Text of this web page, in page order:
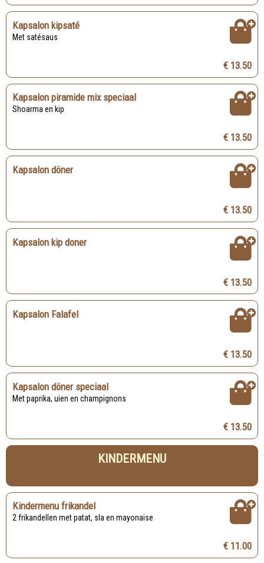
Kapsalon kipsaté
Met satésaus
€ 13.50
Kapsalon piramide mix speciaal
Shoarma en kip
€ 13.50
Kapsalon döner
€ 13.50
Kapsalon kip doner
€ 13.50
Kapsalon Falafel
€ 13.50
Kapsalon döner speciaal
Met paprika, uien en champignons
€ 13.50
KINDERMENU
Kindermenu frikandel
2 frikandellen met patat, sla en mayonaise
€ 11.00